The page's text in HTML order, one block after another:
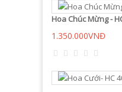
Hoa Chúc Mừng -
1.350.000VNĐ